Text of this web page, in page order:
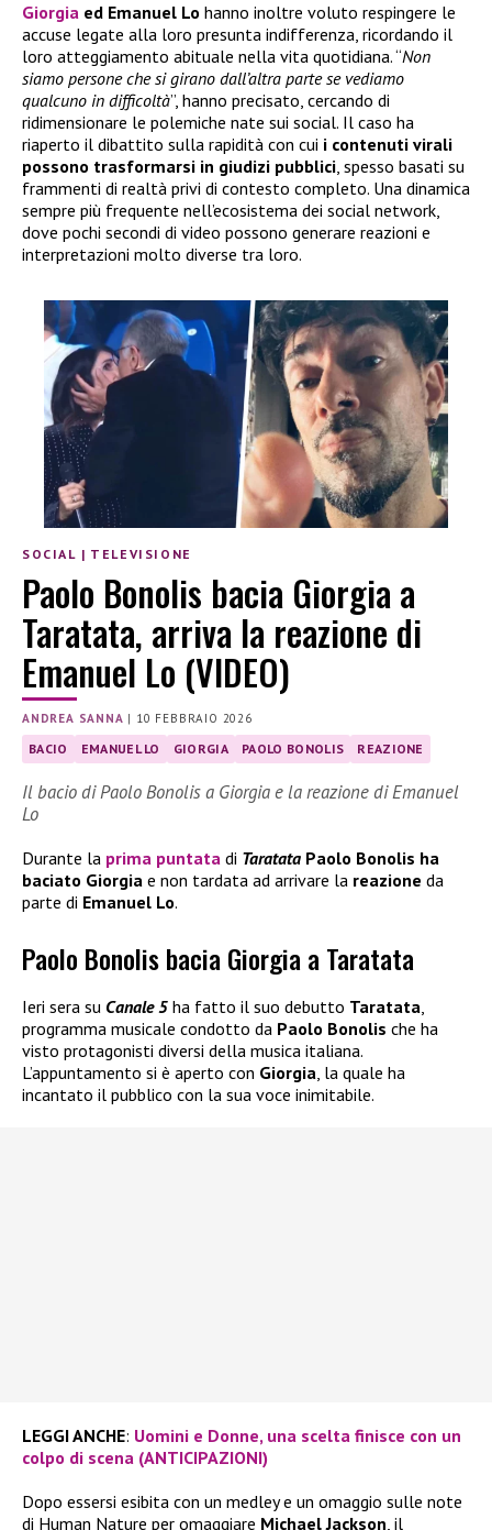
Giorgia ed Emanuel Lo hanno inoltre voluto respingere le
accuse legate alla loro presunta indifferenza, ricordando il
loro atteggiamento abituale nella vita quotidiana. “Non
siamo persone che si girano dall’altra parte se vediamo
qualcuno in difficoltà”, hanno precisato, cercando di
ridimensionare le polemiche nate sui social. Il caso ha
riaperto il dibattito sulla rapidità con cui i contenuti virali
possono trasformarsi in giudizi pubblici, spesso basati su
frammenti di realtà privi di contesto completo. Una dinamica
sempre più frequente nell’ecosistema dei social network,
dove pochi secondi di video possono generare reazioni e
interpretazioni molto diverse tra loro.
SOCIAL | TELEVISIONE
Paolo Bonolis bacia Giorgia a
Taratata, arriva la reazione di
Emanuel Lo (VIDEO)
ANDREA SANNA | 10 FEBBRAIO 2026
BACIO EMANUEL LO GIORGIA PAOLO BONOLIS REAZIONE
Il bacio di Paolo Bonolis a Giorgia e la reazione di Emanuel
Lo
Durante la prima puntata di Taratata Paolo Bonolis ha
baciato Giorgia e non tardata ad arrivare la reazione da
parte di Emanuel Lo.
Paolo Bonolis bacia Giorgia a Taratata
Ieri sera su Canale 5 ha fatto il suo debutto Taratata
programma musicale condotto da Paolo Bonolis che ha
visto protagonisti diversi della musica italiana.
L’appuntamento si è aperto con Giorgia , la quale ha
incantato il pubblico con la sua voce inimitabile.
LEGGI ANCHE: Uomini e Donne, una scelta finisce con un
colpo di scena (ANTICIPAZIONI)
Dopo essersi esibita con un medley e un omaggio sulle note
di Human Nature per omaggiare Michael Jackson , il